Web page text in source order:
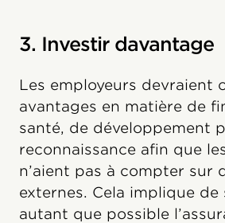
3. Investir davantage
Les employeurs devraient
avantages en matière de
santé, de développement
reconnaissance afin que
n’aient pas à compter sur
externes. Cela implique
autant que possible